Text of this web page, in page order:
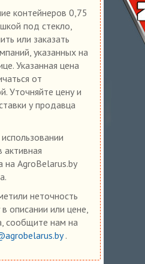
контейнеров 0,75
под стекло,
или заказать
указанных на
Указанная цена
от
Уточняйте цену и
у продавца
активная
на AgroBelarus.by
неточность
описании или цене,
сообщите нам на
.